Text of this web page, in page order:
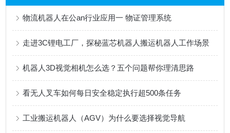
物流机器人在公an行业应用一 物证管理系统
走进3C锂电工厂，探秘蓝芯机器人搬运机器人工作场景
机器人3D视觉相机怎么选？五个问题帮你理清思路
看无人叉车如何每日安全稳定执行超500条任务
工业搬运机器人（AGV）为什么要选择视觉导航